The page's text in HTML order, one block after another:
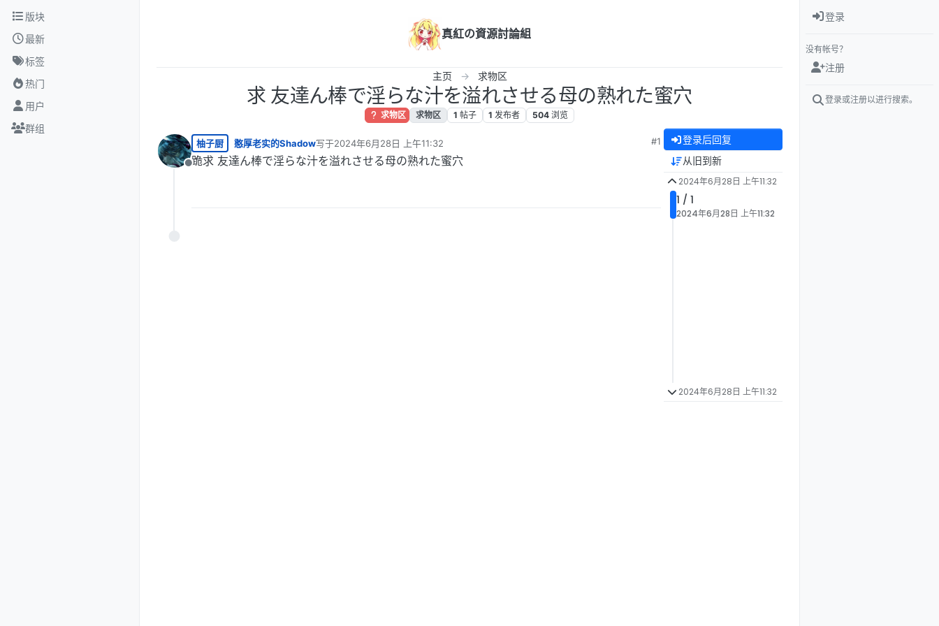
跳转至内容
版块
最新
标签
热门
用户
群组
真紅の資源討論組
主页 求物区
求 友達ん棒で淫らな汁を溢れさせる母の熟れた蜜穴
求物区 求物区 1 帖子 1 发布者 504 浏览
离线
柚子厨 憨厚老实的Shadow写于2024年6月28日 上午11:32
最后由 编辑
#1
跪求 友達ん棒で淫らな汁を溢れさせる母の熟れた蜜穴
登录后回复
从旧到新
2024年6月28日 上午11:32
1 / 1
2024年6月28日 上午11:32
2024年6月28日 上午11:32
登录
没有帐号？
注册
登录或注册以进行搜索。